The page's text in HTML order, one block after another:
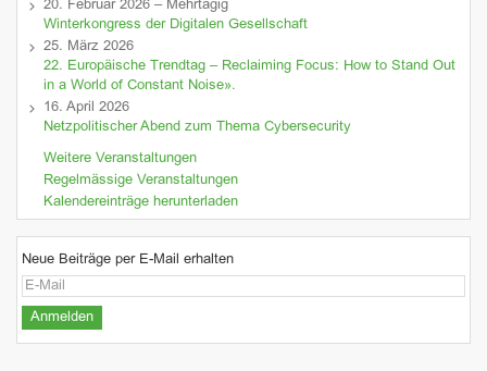
20. Februar 2026 – Mehrtägig
Winterkongress der Digitalen Gesellschaft
25. März 2026
22. Europäische Trendtag – Reclaiming Focus: How to Stand Out
in a World of Constant Noise».
16. April 2026
Netzpolitischer Abend zum Thema Cybersecurity
Weitere Veranstaltungen
Regelmässige Veranstaltungen
Kalendereinträge herunterladen
Neue Beiträge per E-Mail erhalten